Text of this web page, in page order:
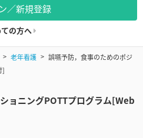
／新規登録
の方へ
老年看護
誤嚥予防，食事のためのポジ
]
ョニングPOTTプログラム[Web